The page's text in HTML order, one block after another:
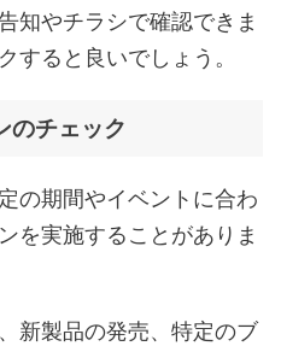
知やチラシで確認できま
すると良いでしょう。
のチェック
の期間やイベントに合わ
を実施することがありま
新製品の発売、特定のブ